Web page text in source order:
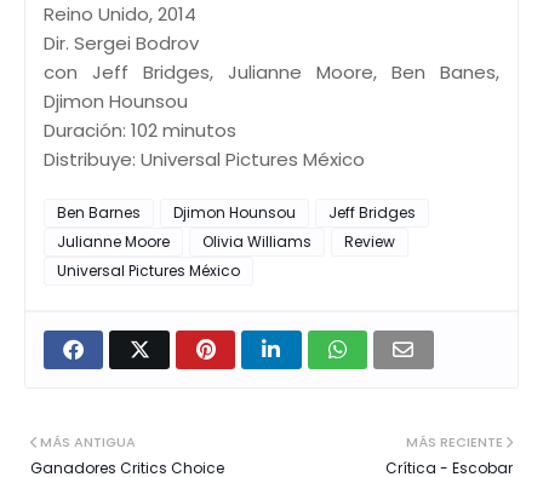
Reino Unido, 2014
Dir. Sergei Bodrov
con Jeff Bridges, Julianne Moore, Ben Banes,
Djimon Hounsou
Duración: 102 minutos
Distribuye: Universal Pictures México
Ben Barnes Djimon Hounsou
Jeff Bridges
Julianne Moore
Olivia Williams
Review
Universal Pictures México
MÁS RECIENTE
Crítica - Escobar
MÁS ANTIGUA
Ganadores Critics Choice